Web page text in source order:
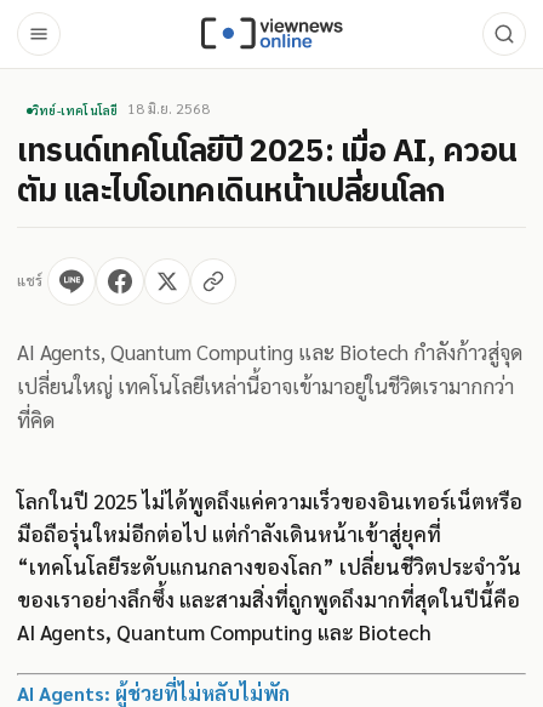
วิทย์-เทคโนโลยี 18 มิ.ย. 2568
เทรนด์เทคโนโลยีปี 2025: เมื่อ AI, ควอน
ตัม และไบโอเทคเดินหน้าเปลี่ยนโลก
แชร์
AI Agents, Quantum Computing และ Biotech กำลังก้าวสู่จุด
เปลี่ยนใหญ่ เทคโนโลยีเหล่านี้อาจเข้ามาอยู่ในชีวิตเรามากกว่า
ที่คิด
โลกในปี 2025 ไม่ได้พูดถึงแค่ความเร็วของอินเทอร์เน็ตหรือ
มือถือรุ่นใหม่อีกต่อไป แต่กำลังเดินหน้าเข้าสู่ยุคที่
“เทคโนโลยีระดับแกนกลางของโลก” เปลี่ยนชีวิตประจำวัน
ของเราอย่างลึกซึ้ง และสามสิ่งที่ถูกพูดถึงมากที่สุดในปีนี้คือ
AI Agents, Quantum Computing และ Biotech
AI Agents: ผู้ช่วยที่ไม่หลับไม่พัก